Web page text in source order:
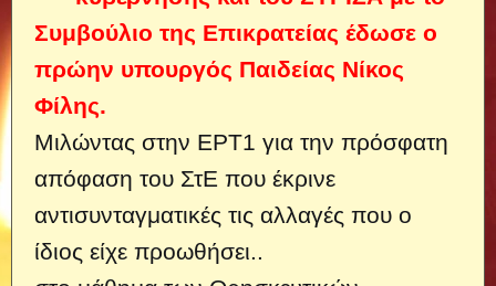
Συμβούλιο της Επικρατείας έδωσε ο
πρώην υπουργός Παιδείας Νίκος
Φίλης.
Μιλώντας στην ΕΡΤ1 για την πρόσφατη
απόφαση του ΣτΕ που έκρινε
αντισυνταγματικές τις αλλαγές που ο
ίδιος είχε προωθήσει..